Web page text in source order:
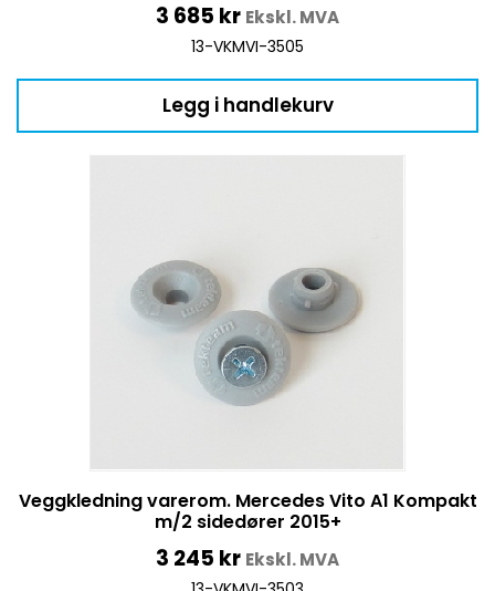
3 685 kr Ekskl. MVA
13-VKMVI-3505
Legg i handlekurv
Veggkledning varerom. Mercedes Vito A1 Kompakt
m/2 sidedører 2015+
3 245 kr Ekskl. MVA